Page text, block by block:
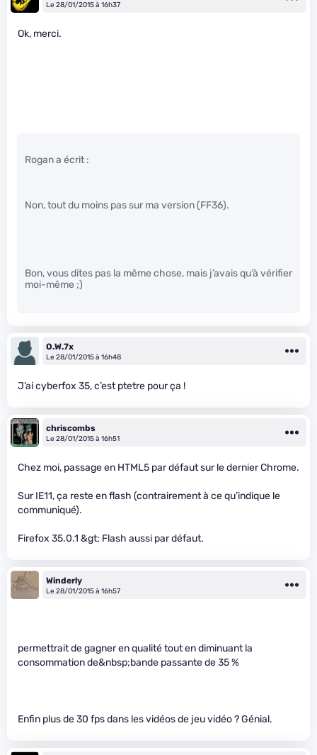
Le 28/01/2015 à 16h37
Ok, merci.
Rogan a écrit :
Non, tout du moins pas sur ma version (FF36).
Bon, vous dites pas la même chose, mais j’avais qu’à vérifier
moi-même ;)
O.W.7x
Le 28/01/2015 à 16h48
J’ai cyberfox 35, c’est ptetre pour ça !
chriscombs
Le 28/01/2015 à 16h51
Chez moi, passage en HTML5 par défaut sur le dernier Chrome.
Sur IE11, ça reste en flash (contrairement à ce qu’indique le
communiqué).
Firefox 35.0.1 &gt; Flash aussi par défaut.
Winderly
Le 28/01/2015 à 16h57
permettrait de gagner en qualité tout en diminuant la
consommation de&nbsp;bande passante de 35 %
Enfin plus de 30 fps dans les vidéos de jeu vidéo ? Génial.